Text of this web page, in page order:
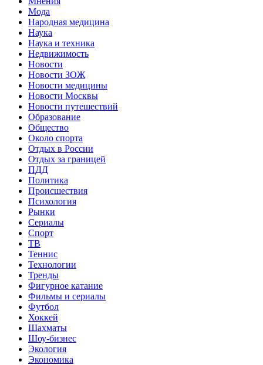
Мода
Народная медицина
Наука
Наука и техника
Недвижимость
Новости
Новости ЗОЖ
Новости медицины
Новости Москвы
Новости путешествий
Образование
Общество
Около спорта
Отдых в России
Отдых за границей
ПДД
Политика
Происшествия
Психология
Рынки
Сериалы
Спорт
ТВ
Теннис
Технологии
Тренды
Фигурное катание
Фильмы и сериалы
Футбол
Хоккей
Шахматы
Шоу-бизнес
Экология
Экономика